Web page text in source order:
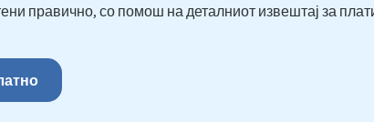
правично, со помош на деталниот извештај за